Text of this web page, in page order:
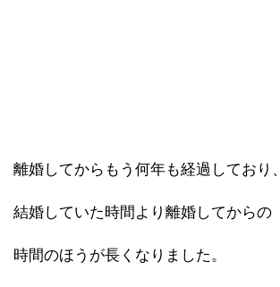
離婚してからもう何年も経過しており、
結婚していた時間より離婚してからの
時間のほうが長くなりました。